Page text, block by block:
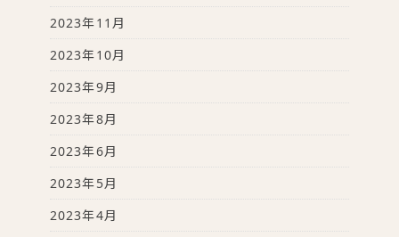
2023年11月
2023年10月
2023年9月
2023年8月
2023年6月
2023年5月
2023年4月